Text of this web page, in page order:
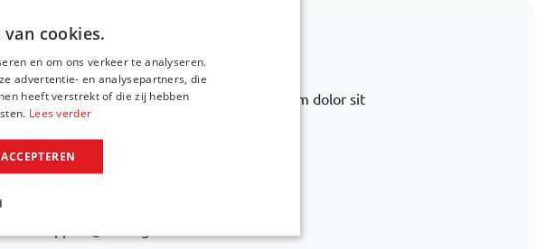
automodel er niet bij?
het zoeken naar een alternatief. Lorem ipsum dolor sit
necessitatibus atque ea quia debitis
+31 416 660 715
cookies.
en om ons verkeer te analyseren.
advertentie- en analysepartners, die
heeft verstrekt of die zij hebben
Lees verder